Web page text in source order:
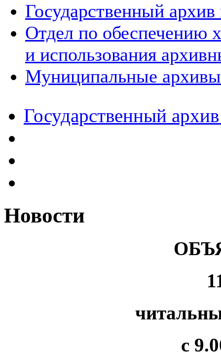
Государственный архив
Отдел по обеспечению
и использования
Муниципальные архивы
Государственный
Новости
с